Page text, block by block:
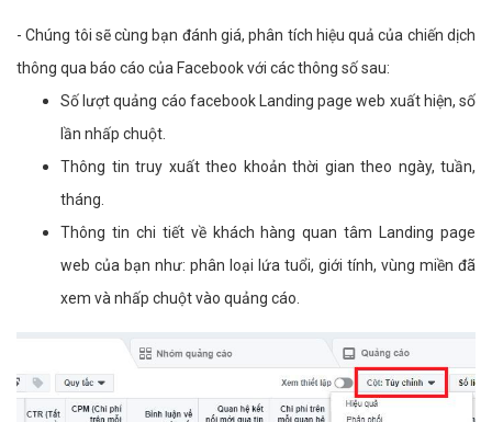
- Chúng tôi sẽ cùng bạn đánh giá, phân tích hiệu quả của chiến dịch
thông qua báo cáo của Facebook với các thông số sau:
Số lượt quảng cáo facebook Landing page web xuất hiện, số
lần nhấp chuột.
Thông tin truy xuất theo khoản thời gian theo ngày, tuần,
tháng.
Thông tin chi tiết về khách hàng quan tâm Landing page
web của bạn như: phân loại lứa tuổi, giới tính, vùng miền đã
xem và nhấp chuột vào quảng cáo.